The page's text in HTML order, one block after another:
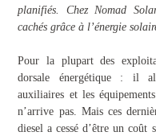
planifiés. Chez Nomad
cachés grâce à l’énergie
Pour la plupart des
dorsale énergétique : il
auxiliaires et les
n’arrive pas. Mais ces
diesel a cessé d’être un